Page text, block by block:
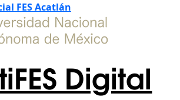
FES Acatlán
Digital